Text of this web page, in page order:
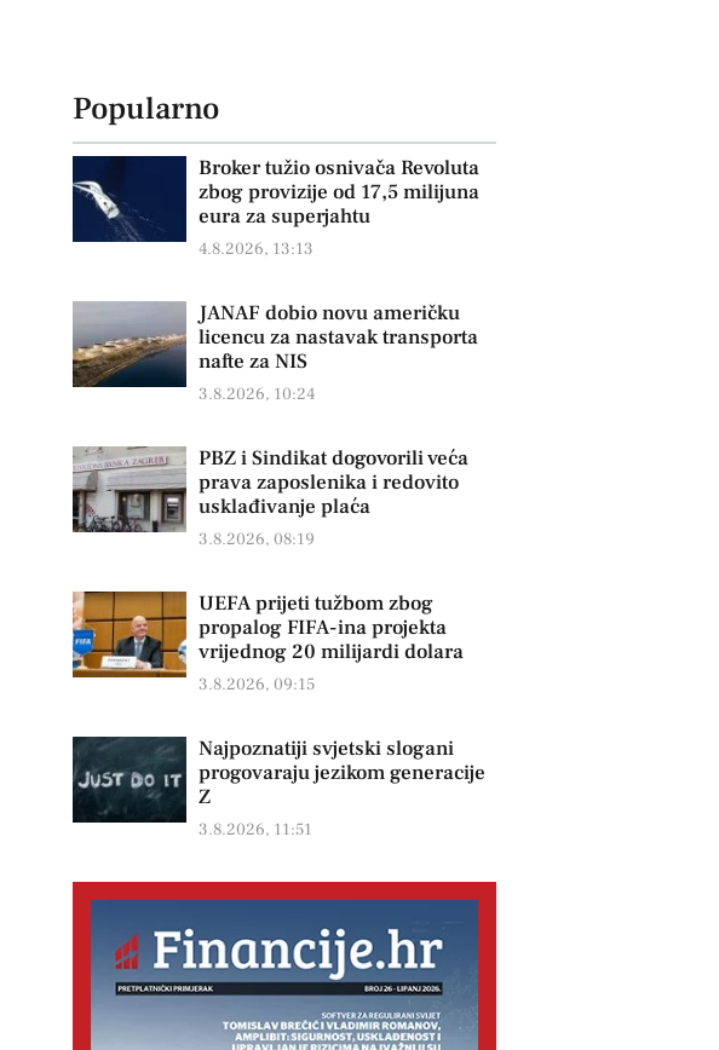
Popularno
Broker tužio osnivača Revoluta
zbog provizije od 17,5 milijuna
eura za superjahtu
4.8.2026, 13:13
JANAF dobio novu američku
licencu za nastavak transporta
nafte za NIS
3.8.2026, 10:24
PBZ i Sindikat dogovorili veća
prava zaposlenika i redovito
usklađivanje plaća
3.8.2026, 08:19
UEFA prijeti tužbom zbog
propalog FIFA-ina projekta
vrijednog 20 milijardi dolara
3.8.2026, 09:15
Najpoznatiji svjetski slogani
progovaraju jezikom generacije
Z
3.8.2026, 11:51